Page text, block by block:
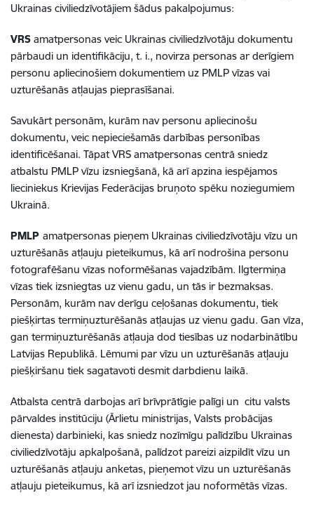
Ukrainas civiliedzīvotājiem šādus pakalpojumus:
VRS amatpersonas veic Ukrainas civiliedzīvotāju dokumentu
pārbaudi un identifikāciju, t. i., novirza personas ar derīgiem
personu apliecinošiem dokumentiem uz PMLP vīzas vai
uzturēšanās atļaujas pieprasīšanai.
Savukārt personām, kurām nav personu apliecinošu
dokumentu, veic nepieciešamās darbības personības
identificēšanai. Tāpat VRS amatpersonas centrā sniedz
atbalstu PMLP vīzu izsniegšanā, kā arī apzina iespējamos
lieciniekus Krievijas Federācijas bruņoto spēku noziegumiem
Ukrainā.
PMLP amatpersonas pieņem Ukrainas civiliedzīvotāju vīzu un
uzturēšanās atļauju pieteikumus, kā arī nodrošina personu
fotografēšanu vīzas noformēšanas vajadzībām. Ilgtermiņa
vīzas tiek izsniegtas uz vienu gadu, un tās ir bezmaksas.
Personām, kurām nav derīgu ceļošanas dokumentu, tiek
piešķirtas termiņuzturēšanās atļaujas uz vienu gadu. Gan vīza,
gan termiņuzturēšanās atļauja dod tiesības uz nodarbinātību
Latvijas Republikā. Lēmumi par vīzu un uzturēšanās atļauju
piešķiršanu tiek sagatavoti desmit darbdienu laikā.
Atbalsta centrā darbojas arī brīvprātīgie palīgi un citu valsts
pārvaldes institūciju (Ārlietu ministrijas, Valsts probācijas
dienesta) darbinieki, kas sniedz nozīmīgu palīdzību Ukrainas
civiliedzīvotāju apkalpošanā, palīdzot pareizi aizpildīt vīzu un
uzturēšanās atļauju anketas, pieņemot vīzu un uzturēšanās
atļauju pieteikumus, kā arī izsniedzot jau noformētās vīzas.